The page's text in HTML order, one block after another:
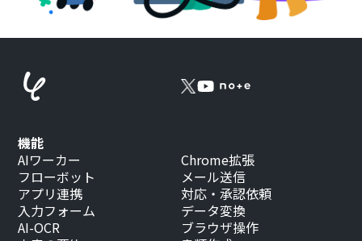
機能
AIワーカー
フローボット
アプリ連携
入力フォーム
AI-OCR
Chrome拡張
メール送信
対応・承認依頼
データ変換
ブラウザ操作